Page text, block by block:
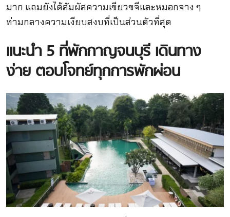
มาก แถมยังได้สัมผัสความเขียวขจีและหมอกจาง ๆ
ท่ามกลางความเงียบสงบที่เป็นส่วนตัวที่สุด
แนะนำ 5 ที่พักกาญจนบุรี เดินทาง
ง่าย ตอบโจทย์ทุกการพักผ่อน